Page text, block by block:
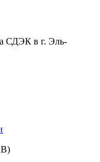
СДЭК в г. Эль-